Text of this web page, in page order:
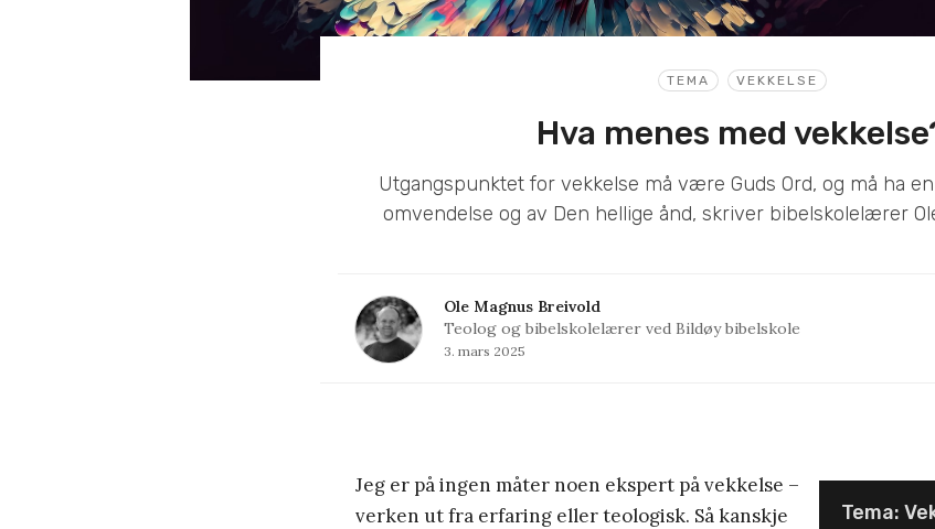
TEMA VEKKELSE
Hva menes med
Utgangspunktet for vekkelse må være Guds Ord, og må ha
omvendelse og av Den hellige ånd, skriver bibelskolelærer
Ole Magnus Breivold
Teolog og bibelskolelærer ved Bildøy bibelskole
3. mars 2025
Tema:
Jeg er på ingen måter noen ekspert på vekkelse –
verken ut fra erfaring eller teologisk. Så kanskje